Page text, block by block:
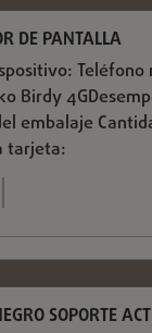
DE PANTALLA
Birdy
embalaje
tarjeta:
SOPORTE